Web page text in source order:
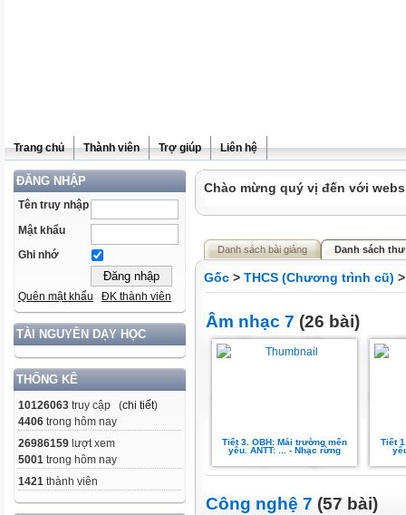
Trang chủ Thành viên Trợ giúp Liên hệ
ĐĂNG NHẬP
Tên truy nhập
Mật khẩu
Ghi nhớ
Quên mật khẩu ĐK thành viên
TÀI NGUYÊN DẠY HỌC
THỐNG KÊ
10126063 truy cập (chi tiết)
4406 trong hôm nay
26986159 lượt xem
5001 trong hôm nay
1421 thành viên
Chào mừng quý vị đến với
Danh sách bài giảng Danh sách
Gốc > THCS (Chương trình cũ)
Âm nhạc 7 (26 bài)
Tiết 3. OBH: Mái trường mến
yêu. ANTT: ... - Nhạc rừng
Tiết
Công nghệ 7 (57 bài)